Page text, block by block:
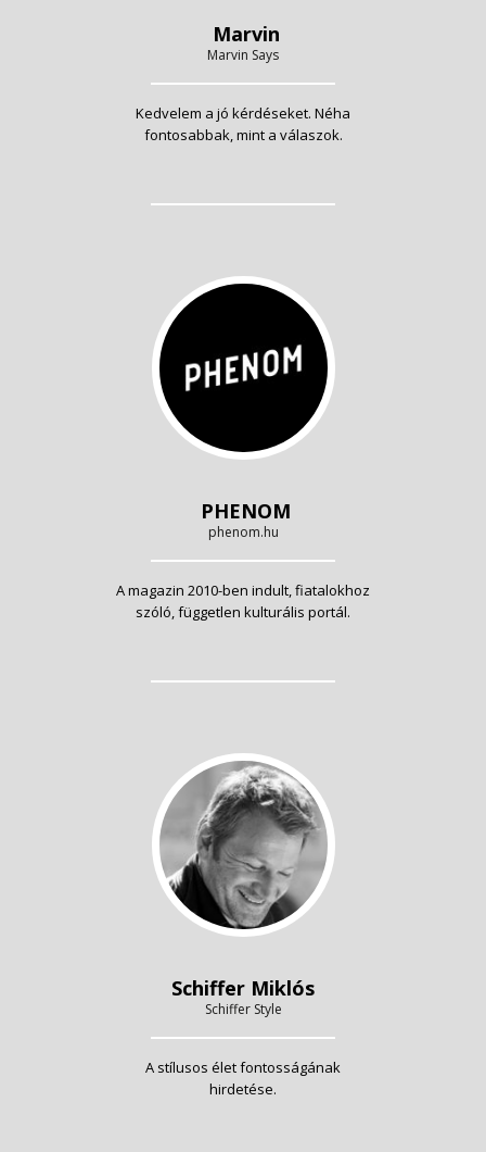
Marvin
Marvin Says
Kedvelem a jó kérdéseket. Néha
fontosabbak, mint a válaszok.
PHENOM
phenom.hu
A magazin 2010-ben indult, fiatalokhoz
szóló, független kulturális portál.
Schiffer Miklós
Schiffer Style
A stílusos élet fontosságának
hirdetése.